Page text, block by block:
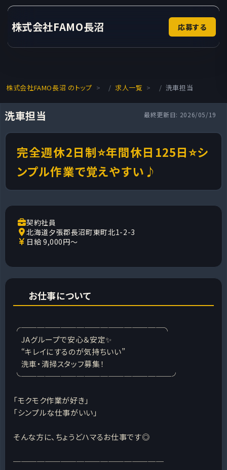
株式会社FAMO長沼 応募する
株式会社FAMO長沼 のトップ 求人一覧 洗車担当
最終更新日: 2026/05/19
洗車担当
完全週休2日制⭐年間休日125日⭐シ
ンプル作業で覚えやすい♪
契約社員
北海道夕張郡長沼町東町北1-2-3
日給 9,000円～
お仕事について
╭──────────────────╮
JAグループで安心＆安定✨
“キレイにするのが気持ちいい”
洗車・清掃スタッフ募集！
╰───────────────────╯
「モクモク作業が好き」
「シンプルな仕事がいい」
そんな方に、ちょうどハマるお仕事です◎
───────────────────